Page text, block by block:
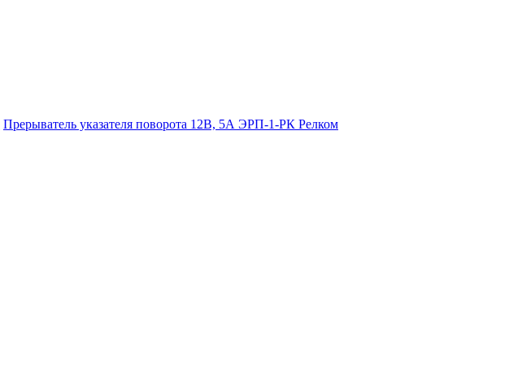
Прерыватель указателя поворота 12В, 5А ЭРП-1-РК Релком